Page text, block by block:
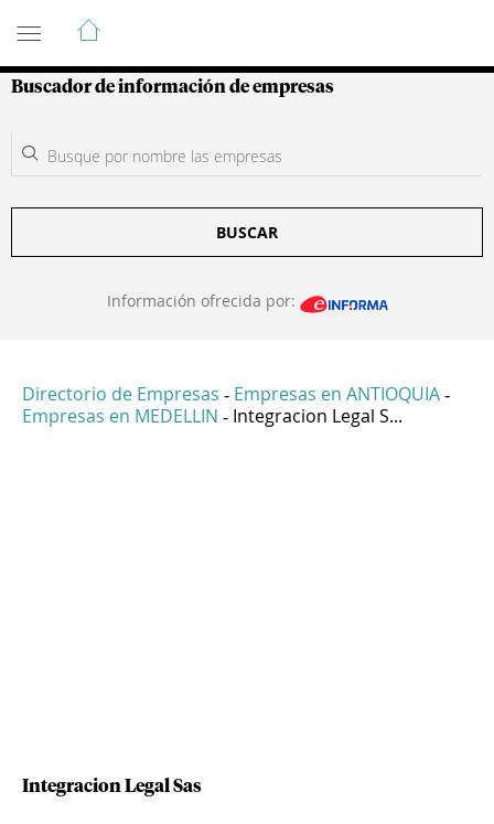
Guía de Empresas Colombianas
Buscador de información de empresas
BUSCAR
Información ofrecida por:
Directorio de Empresas - Empresas en ANTIOQUIA -
Empresas en MEDELLIN - Integracion Legal S...
Integracion Legal Sas